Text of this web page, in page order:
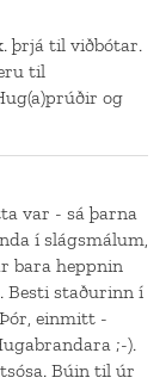
þrjá til viðbótar.
til
og
var - sá þarna
í slágsmálum,
bara heppnin
Besti staðurinn í
einmitt -
;-).
Búin til úr